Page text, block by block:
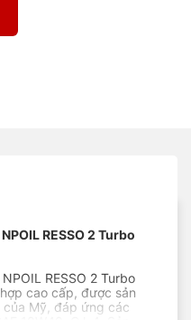
RESSO 2 Turbo
RESSO 2 Turbo
cao cấp, được sản
Mỹ, đáp ứng các